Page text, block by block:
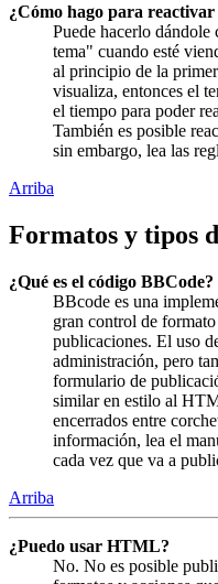
¿Cómo hago para reactivar
Puede hacerlo
tema" cuando esté
al principio de la
visualiza, entonces el
el tiempo para poder
También es posible
sin embargo, lea las
Arriba
Formatos y tipos
¿Qué es el código BBCode?
BBcode es una
gran control de
publicaciones. El uso
administración, pero
formulario de
similar en estilo al
encerrados entre
información, lea el
cada vez que va a
Arriba
¿Puedo usar HTML?
No. No es posible